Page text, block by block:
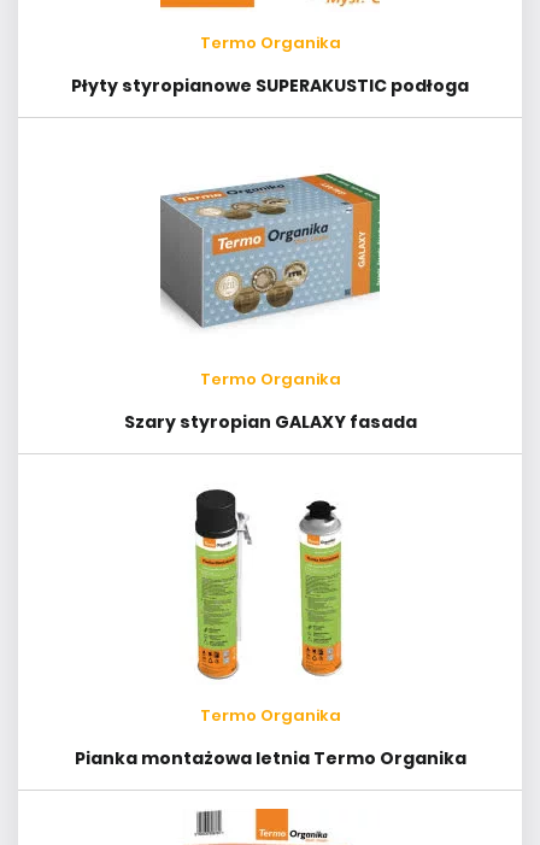
Termo Organika
Płyty styropianowe SUPERAKUSTIC podłoga
Termo Organika
Szary styropian GALAXY fasada
Termo Organika
Pianka montażowa letnia Termo Organika